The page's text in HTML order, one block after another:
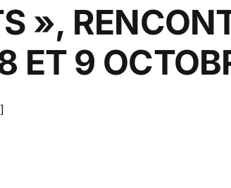
»,
ET 9